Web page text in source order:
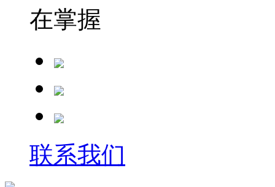
在掌握
联系我们